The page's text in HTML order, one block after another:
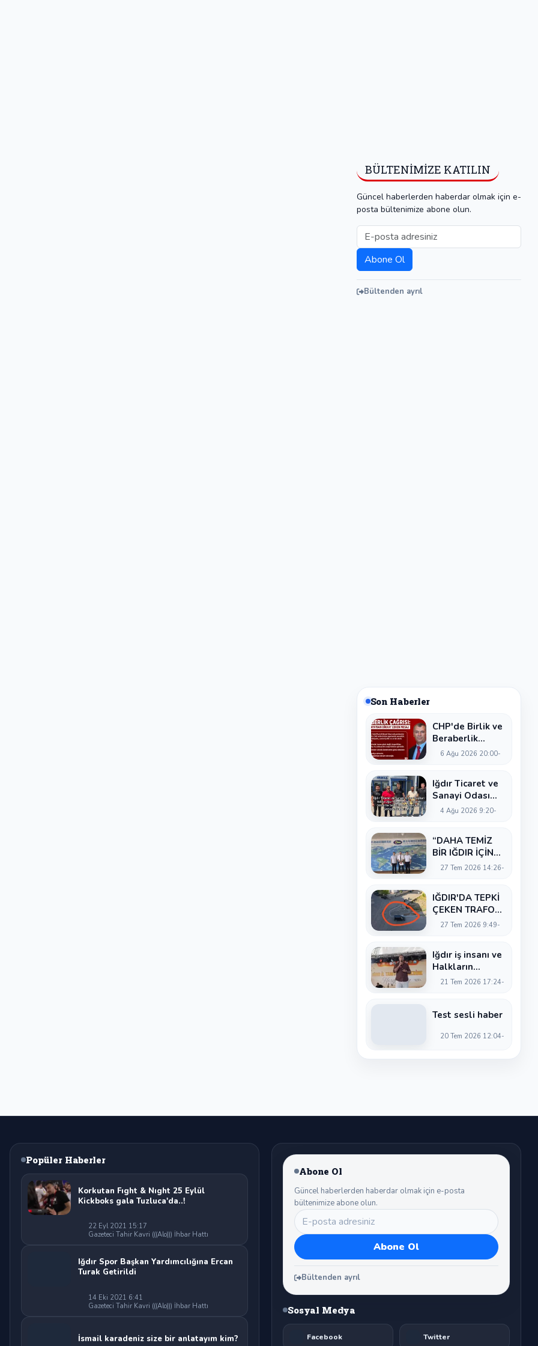
BÜLTENIMIZE KATILIN
Güncel haberlerden haberdar olmak için e-
posta bültenimize abone olun.
Bültenden ayrıl
Son Haberler
CHP'de Birlik ve
Beraberlik
Çağrısı: Cevzet
6 Ağu 2026 20:00
Iğdır Ticaret ve
Sanayi Odası
Başkan Adayı
Ticaret Odası'na
Sert Eleştiri:
"Nakliyeci
Bırakılamaz"
4 Ağu 2026 9:20
“DAHA TEMİZ
BİR IĞDIR İÇİN
KARARLILIKLA
27 Tem 2026 14:26
IĞDIR'DA TEPKİ
ÇEKEN TRAFO
KARARI: PARK
OKUL ÖNÜNDE
KAZA RİSKİ
İDDİASI VE IĞDIR
27 Tem 2026 9:49
Iğdır iş insanı ve
Halkların
Demokratik
Üyesi Serhat
Tanıtım
birlik ve
21 Tem 2026 17:24
Test sesli haber
20 Tem 2026 12:04
Popüler Haberler
Korkutan Fıght & Nıght 25 Eylül
Kickboks gala Tuzluca'da..!
22 Eyl 2021 15:17
Gazeteci Tahir Kavri (((Alo))) İhbar Hattı
Iğdır Spor Başkan Yardımcılığına Ercan
Turak Getirildi
14 Eki 2021 6:41
Gazeteci Tahir Kavri (((Alo))) İhbar Hattı
İsmail karadeniz size bir anlatayım kim?
Abone Ol
Güncel haberlerden haberdar olmak için e-posta
bültenimize abone olun.
Bültenden ayrıl
Sosyal Medya
Facebook Twitter